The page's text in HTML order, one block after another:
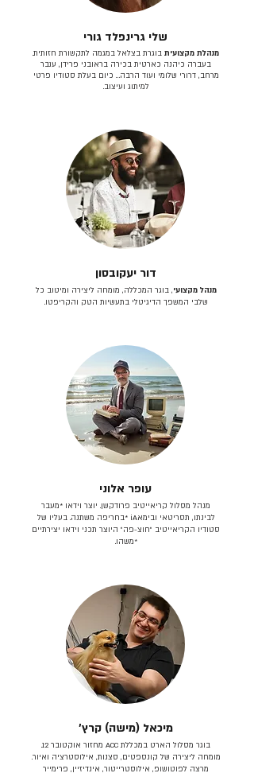
שלי גרינפלד גורי
מנהלת מקצועית בוגרת בצלאל במגמה לתקשורת חזותית.
בעברה כיהנה כארטית בכירה בראובני פרידן, ענבר
מרחב, דרורי שלומי ועוד הרבה… כיום בעלת סטודיו פרטי
למיתוג ועיצוב.
דור יעקובסון
מנהל מקצועי, בוגר המכללה, מומחה ליצירה ומיטוב כל
שלבי המשפך הדיגיטלי בתעשיות הטק והקריפטו.
עופר אלוני
מנהל מסלול קריאייטיב פרודקשן. יוצר וידאו *מעבר
לבינתו, תסריטאי וב​ימאiA‎ *בחריפה משתנה. בעליו של
סטודיו הקריאייטיב ״חוצ-פה״ היוצר תכני וידאו יצירתיים
*משהו.
מיכאל (מישה) קרץ׳
בוגר מסלול הארט במכללת ACC מחזור אוקטובר 12.
מומחה ליצירה של קונספטים, סצנות, אילוסטרציה ואיור.
מרצה לפוטושופ, אילוסטרייטור, אינדיזיין, פרימייר